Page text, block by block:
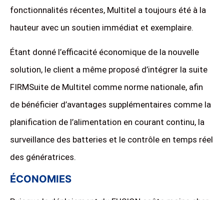
fonctionnalités récentes, Multitel a toujours été à la
hauteur avec un soutien immédiat et exemplaire.
Étant donné l’efficacité économique de la nouvelle
solution, le client a même proposé d’intégrer la suite
FIRMSuite de Multitel comme norme nationale, afin
de bénéficier d’avantages supplémentaires comme la
planification de l’alimentation en courant continu, la
surveillance des batteries et le contrôle en temps réel
des génératrices.
ÉCONOMIES